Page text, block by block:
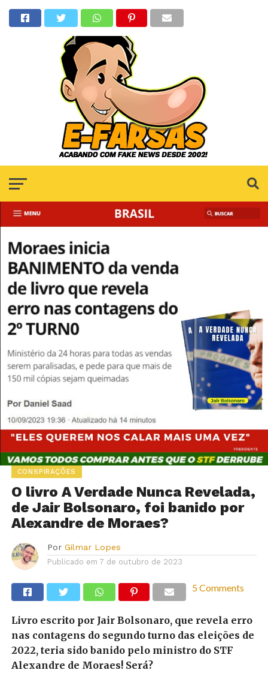
CONSPIRAÇÕES
O livro A Verdade Nunca Revelada,
de Jair Bolsonaro, foi banido por
Alexandre de Moraes?
Por Gilmar Lopes
Publicado em 7 de outubro de 2023
5 Comments
Livro escrito por Jair Bolsonaro, que revela erro
nas contagens do segundo turno das eleições de
2022, teria sido banido pelo ministro do STF
Alexandre de Moraes! Será?